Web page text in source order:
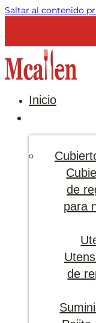
Saltar al contenido
Inicio
de
para
de